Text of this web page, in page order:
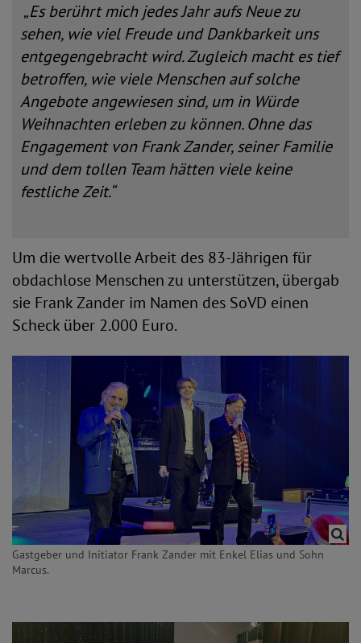
„Es berührt mich jedes Jahr aufs Neue zu
sehen, wie viel Freude und Dankbarkeit uns
entgegengebracht wird. Zugleich macht es tief
betroffen, wie viele Menschen auf solche
Angebote angewiesen sind, um in Würde
Weihnachten erleben zu können. Ohne das
Engagement von Frank Zander, seiner Familie
und dem tollen Team hätten viele keine
festliche Zeit.“
Um die wertvolle Arbeit des 83-Jährigen für
obdachlose Menschen zu unterstützen, übergab
sie Frank Zander im Namen des SoVD einen
Scheck über 2.000 Euro.
Gastgeber und Initiator Frank Zander mit Enkel Elias und Sohn
Marcus.